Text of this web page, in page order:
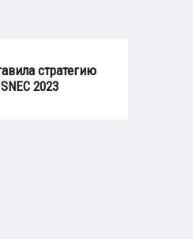
стратегию
2023